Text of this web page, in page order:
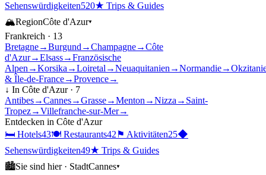
Sehenswürdigkeiten520★ Trips & Guides
🏔RegionCôte d'Azur▾
Frankreich · 13
Bretagne→Burgund →Champagne→Côte
d'Azur→Elsass→Französische
Alpen →Korsika →Loiretal →Neuaquitanien →Normandie→
& Île-de-France→Provence→
↓ In Côte d'Azur· 7
Antibes→Cannes→Grasse→Menton →Nizza → Saint-
Tropez→Villefranche-sur-Mer→
Entdecken in Côte d'Azur
🛏 Hotels43🍽 Restaurants42⚑ Aktivitäten25◆
Sehenswürdigkeiten49★ Trips & Guides
🏙Sie sind hier · StadtCannes▾